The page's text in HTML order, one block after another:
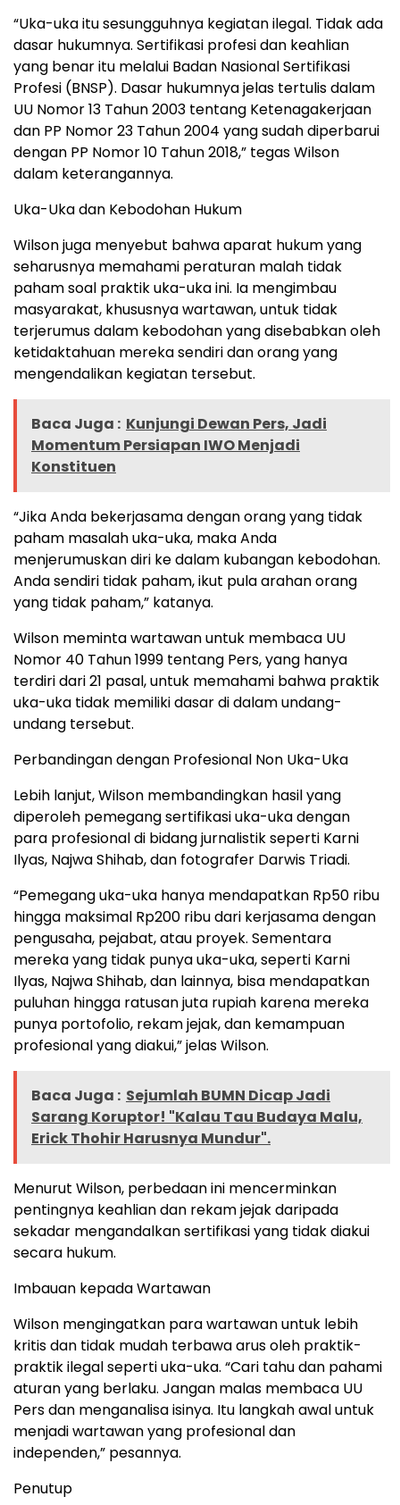
“Uka-uka itu sesungguhnya kegiatan ilegal. Tidak ada
dasar hukumnya. Sertifikasi profesi dan keahlian
yang benar itu melalui Badan Nasional Sertifikasi
Profesi (BNSP). Dasar hukumnya jelas tertulis dalam
UU Nomor 13 Tahun 2003 tentang Ketenagakerjaan
dan PP Nomor 23 Tahun 2004 yang sudah diperbarui
dengan PP Nomor 10 Tahun 2018,” tegas Wilson
dalam keterangannya.
Uka-Uka dan Kebodohan Hukum
Wilson juga menyebut bahwa aparat hukum yang
seharusnya memahami peraturan malah tidak
paham soal praktik uka-uka ini. Ia mengimbau
masyarakat, khususnya wartawan, untuk tidak
terjerumus dalam kebodohan yang disebabkan oleh
ketidaktahuan mereka sendiri dan orang yang
mengendalikan kegiatan tersebut.
Baca Juga : Kunjungi Dewan Pers, Jadi
Momentum Persiapan IWO Menjadi
Konstituen
“Jika Anda bekerjasama dengan orang yang tidak
paham masalah uka-uka, maka Anda
menjerumuskan diri ke dalam kubangan kebodohan.
Anda sendiri tidak paham, ikut pula arahan orang
yang tidak paham,” katanya.
Wilson meminta wartawan untuk membaca UU
Nomor 40 Tahun 1999 tentang Pers, yang hanya
terdiri dari 21 pasal, untuk memahami bahwa praktik
uka-uka tidak memiliki dasar di dalam undang-
undang tersebut.
Perbandingan dengan Profesional Non Uka-Uka
Lebih lanjut, Wilson membandingkan hasil yang
diperoleh pemegang sertifikasi uka-uka dengan
para profesional di bidang jurnalistik seperti Karni
Ilyas, Najwa Shihab, dan fotografer Darwis Triadi.
“Pemegang uka-uka hanya mendapatkan Rp50 ribu
hingga maksimal Rp200 ribu dari kerjasama dengan
pengusaha, pejabat, atau proyek. Sementara
mereka yang tidak punya uka-uka, seperti Karni
Ilyas, Najwa Shihab, dan lainnya, bisa mendapatkan
puluhan hingga ratusan juta rupiah karena mereka
punya portofolio, rekam jejak, dan kemampuan
profesional yang diakui,” jelas Wilson.
Baca Juga : Sejumlah BUMN Dicap Jadi
Sarang Koruptor! "Kalau Tau Budaya Malu,
Erick Thohir Harusnya Mundur".
Menurut Wilson, perbedaan ini mencerminkan
pentingnya keahlian dan rekam jejak daripada
sekadar mengandalkan sertifikasi yang tidak diakui
secara hukum.
Imbauan kepada Wartawan
Wilson mengingatkan para wartawan untuk lebih
kritis dan tidak mudah terbawa arus oleh praktik-
praktik ilegal seperti uka-uka. “Cari tahu dan pahami
aturan yang berlaku. Jangan malas membaca UU
Pers dan menganalisa isinya. Itu langkah awal untuk
menjadi wartawan yang profesional dan
independen,” pesannya.
Penutup